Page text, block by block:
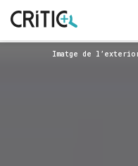
Cerca
Subscriu-t'hi
Imatge de